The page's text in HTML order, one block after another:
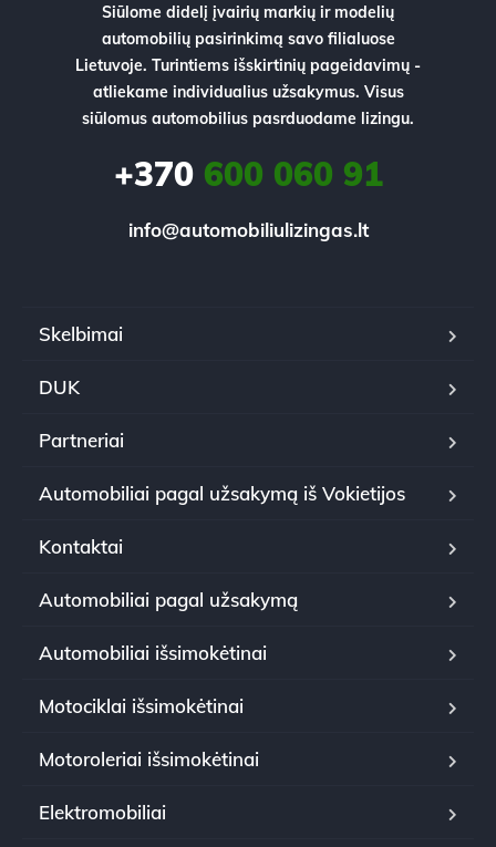
Siūlome didelį įvairių markių ir modelių
automobilių pasirinkimą savo filialuose
Lietuvoje. Turintiems išskirtinių pageidavimų -
atliekame individualius užsakymus. Visus
siūlomus automobilius pasrduodame lizingu.
+370600 060 91
info@automobiliulizingas.lt
Skelbimai
DUK
Partneriai
Automobiliai pagal užsakymą iš Vokietijos
Kontaktai
Automobiliai pagal užsakymą
Automobiliai išsimokėtinai
Motociklai išsimokėtinai
Motoroleriai išsimokėtinai
Elektromobiliai